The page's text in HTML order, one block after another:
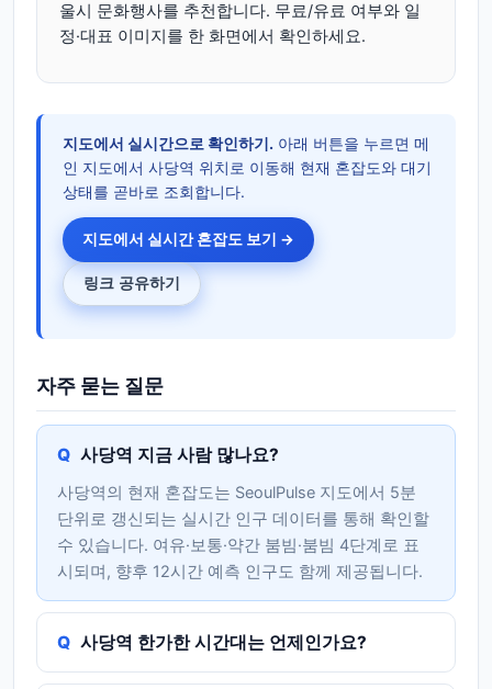
울시 문화행사를 추천합니다. 무료/유료 여부와 일
정·대표 이미지를 한 화면에서 확인하세요.
지도에서 실시간으로 확인하기. 아래 버튼을 누르면 메
인 지도에서 사당역 위치로 이동해 현재 혼잡도와 대기
상태를 곧바로 조회합니다.
지도에서 실시간 혼잡도 보기 →
링크 공유하기
자주 묻는 질문
사당역 지금 사람 많나요?
사당역의 현재 혼잡도는 SeoulPulse 지도에서 5분
단위로 갱신되는 실시간 인구 데이터를 통해 확인할
수 있습니다. 여유·보통·약간 붐빔·붐빔 4단계로 표
시되며, 향후 12시간 예측 인구도 함께 제공됩니다.
사당역 한가한 시간대는 언제인가요?